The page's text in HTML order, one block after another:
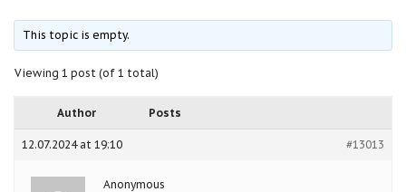
This topic is empty.
Viewing 1 post (of 1 total)
Author Posts
12.07.2024 at 19:10 #13013
Anonymous